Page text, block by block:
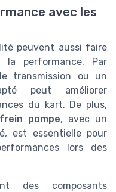
avec les
peuvent aussi faire
la performance. Par
transmission ou un
peut améliorer
du kart. De plus,
frein pompe, avec un
est essentielle pour
lors des
des composants